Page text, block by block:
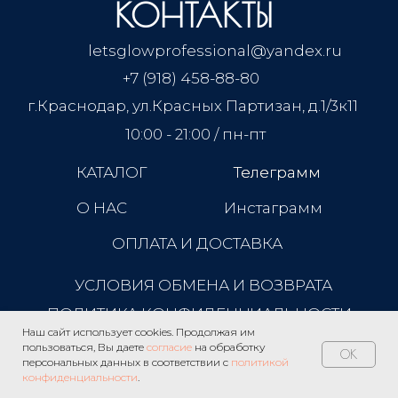
Наш сайт использует cookies. Продолжая им
пользоваться, Вы даете согласие на обработку
персональных данных в соответствии с политикой
конфиденциальности.
OK
КОНТАКТЫ
letsglowprofessional@yandex.ru
+7 (918) 458-88-80
г.Краснодар, ул.Красных Партизан, д.1/3к11
10:00 - 21:00 / пн-пт
УСЛОВИЯ ОБМЕНА И ВОЗВРАТА
ПОЛИТИКА КОНФИДЕНЦИАЛЬНОСТИ
Инстаграмм
КАТАЛОГ
О НАС
Телеграмм
Телеграмм
ОПЛАТА И ДОСТАВКА